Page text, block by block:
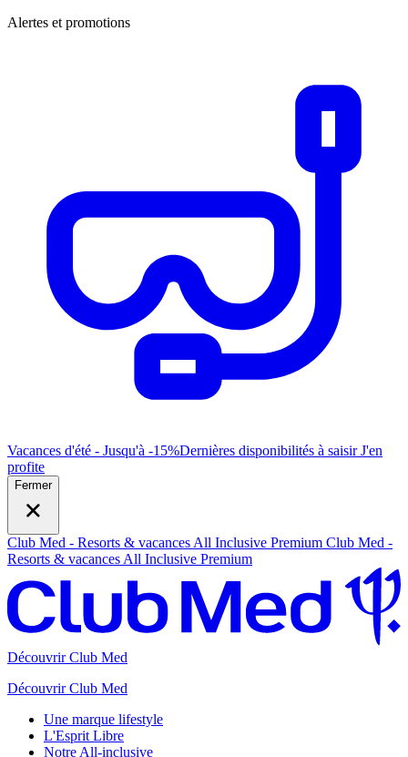
Alertes et promotions
Vacances d'été - Jusqu'à -15%Dernières disponibilités à saisirJ'en
profite
Fermer
Club Med - Resorts & vacances All Inclusive Premium Club Med -
Resorts & vacances All Inclusive Premium
Découvrir Club Med
Découvrir Club Med
Une marque lifestyle
L'Esprit Libre
Notre All-inclusive